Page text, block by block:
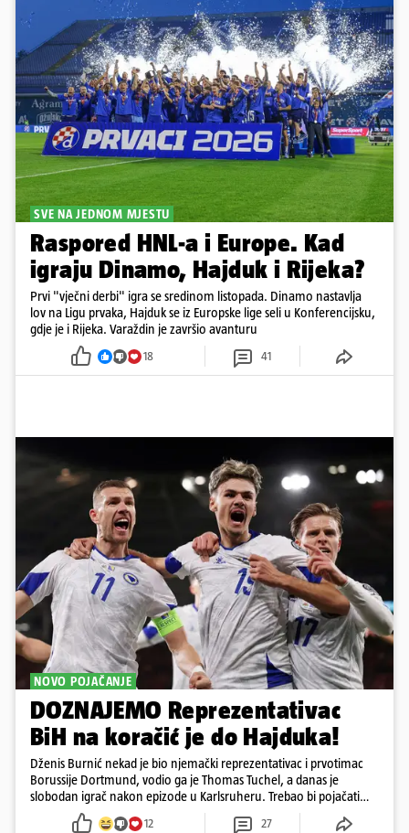
SVE NA JEDNOM MJESTU
Raspored HNL-a i Europe. Kad
igraju Dinamo, Hajduk i Rijeka?
Prvi "vječni derbi" igra se sredinom listopada. Dinamo nastavlja
lov na Ligu prvaka, Hajduk se iz Europske lige seli u Konferencijsku,
gdje je i Rijeka. Varaždin je završio avanturu
18 41
NOVO POJAČANJE
DOZNAJEMO Reprezentativac
BiH na koračić je do Hajduka!
Dženis Burnić nekad je bio njemački reprezentativac i prvotimac
Borussije Dortmund, vodio ga je Thomas Tuchel, a danas je
slobodan igrač nakon epizode u Karlsruheru. Trebao bi pojačati
konkurenciju u veznom redu
12 27